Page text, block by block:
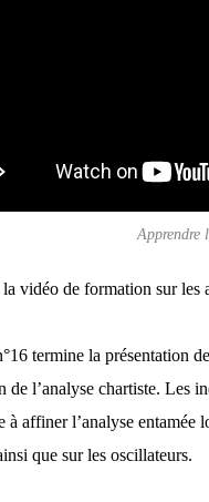
Apprendre
vidéo de formation sur les
termine la présentation
de l’analyse chartiste. Les
à affiner l’analyse entamée
que sur les oscillateurs.